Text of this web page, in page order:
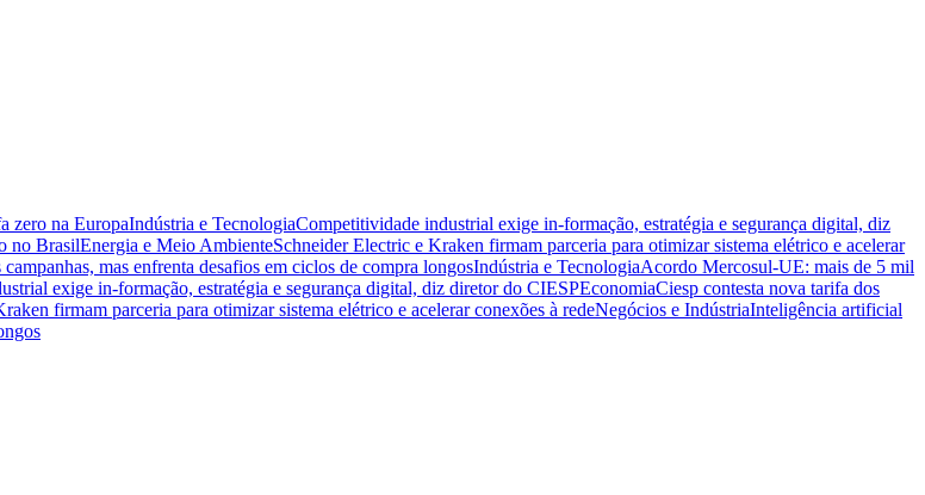
zero na EuropaIndústria e TecnologiaCompetitividade industrial exige in-formação, estratégia e segurança digital, diz
no BrasilEnergia e Meio AmbienteSchneider Electric e Kraken firmam parceria para otimizar sistema elétrico e acelerar
mas enfrenta desafios em ciclos de compra longosIndústria e TecnologiaAcordo Mercosul-UE: mais de 5 mil
exige in-formação, estratégia e segurança digital, diz diretor do CIESPEconomiaCiesp contesta nova tarifa dos
firmam parceria para otimizar sistema elétrico e acelerar conexões à redeNegócios e IndústriaInteligência artificial